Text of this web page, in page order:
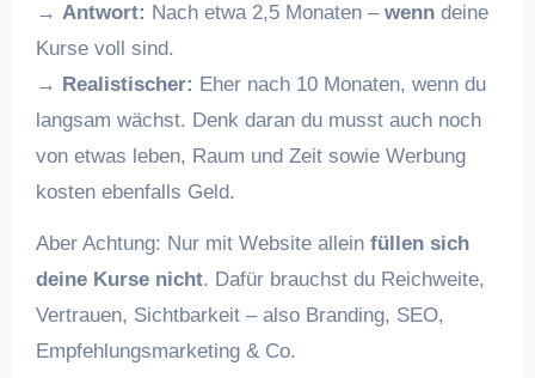
→ Antwort: Nach etwa 2,5 Monaten – wenndeine
Kurse voll sind.
→ Realistischer: Eher nach 10 Monaten, wenn du
langsam wächst. Denk daran du musst auch noch
von etwas leben, Raum und Zeit sowie Werbung
kosten ebenfalls Geld.
Aber Achtung: Nur mit Website allein füllen sich
deine Kurse nicht. Dafür brauchst du Reichweite,
Vertrauen, Sichtbarkeit – also Branding, SEO,
Empfehlungsmarketing & Co.